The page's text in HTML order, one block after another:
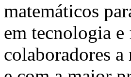
matemáticos
em tecnologia e
colaboradores